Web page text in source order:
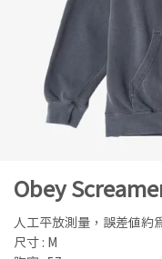
Obey
人工平放測量，誤差值約
尺寸 : M